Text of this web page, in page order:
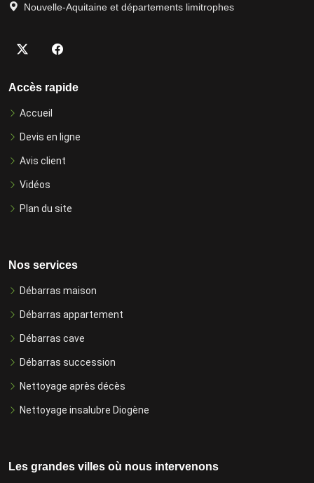
Nouvelle-Aquitaine et départements limitrophes
Accès rapide
Accueil
Devis en ligne
Avis client
Vidéos
Plan du site
Nos services
Débarras maison
Débarras appartement
Débarras cave
Débarras succession
Nettoyage après décès
Nettoyage insalubre Diogène
Les grandes villes où nous intervenons